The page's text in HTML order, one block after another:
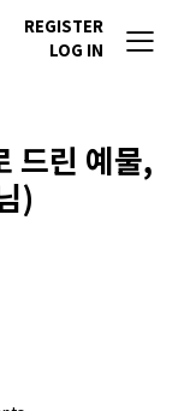
REGISTER
LOG IN
드린 예물,
)